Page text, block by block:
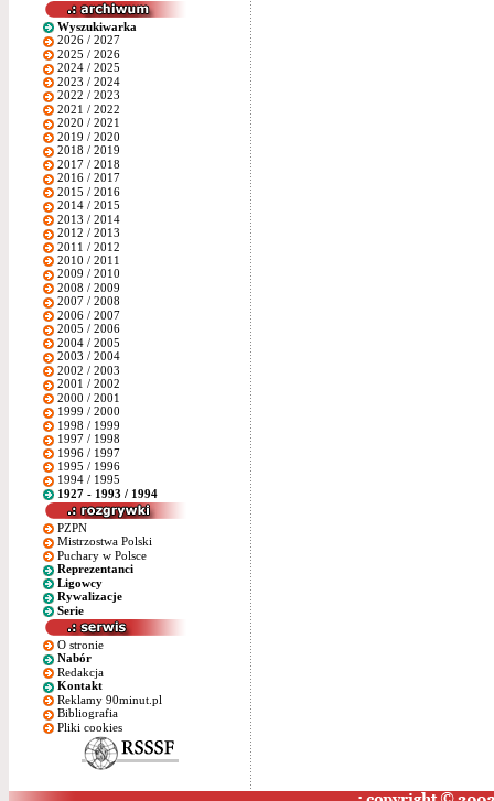
Wyszukiwarka
2026 / 2027
2025 / 2026
2024 / 2025
2023 / 2024
2022 / 2023
2021 / 2022
2020 / 2021
2019 / 2020
2018 / 2019
2017 / 2018
2016 / 2017
2015 / 2016
2014 / 2015
2013 / 2014
2012 / 2013
2011 / 2012
2010 / 2011
2009 / 2010
2008 / 2009
2007 / 2008
2006 / 2007
2005 / 2006
2004 / 2005
2003 / 2004
2002 / 2003
2001 / 2002
2000 / 2001
1999 / 2000
1998 / 1999
1997 / 1998
1996 / 1997
1995 / 1996
1994 / 1995
1927 - 1993 / 1994
PZPN
Mistrzostwa Polski
Puchary w Polsce
Reprezentanci
Ligowcy
Rywalizacje
Serie
O stronie
Nabór
Redakcja
Kontakt
Reklamy 90minut.pl
Bibliografia
Pliki cookies